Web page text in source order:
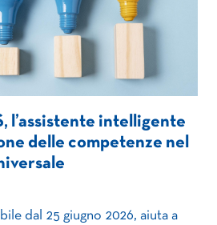
l’assistente intelligente
delle competenze nel
dal 25 giugno 2026, aiuta a